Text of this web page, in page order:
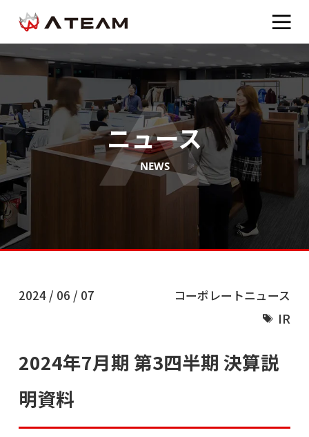
ニュース
NEWS
2024 / 06 / 07
コーポレートニュース
IR
2024年7月期 第3四半期 決算説
明資料